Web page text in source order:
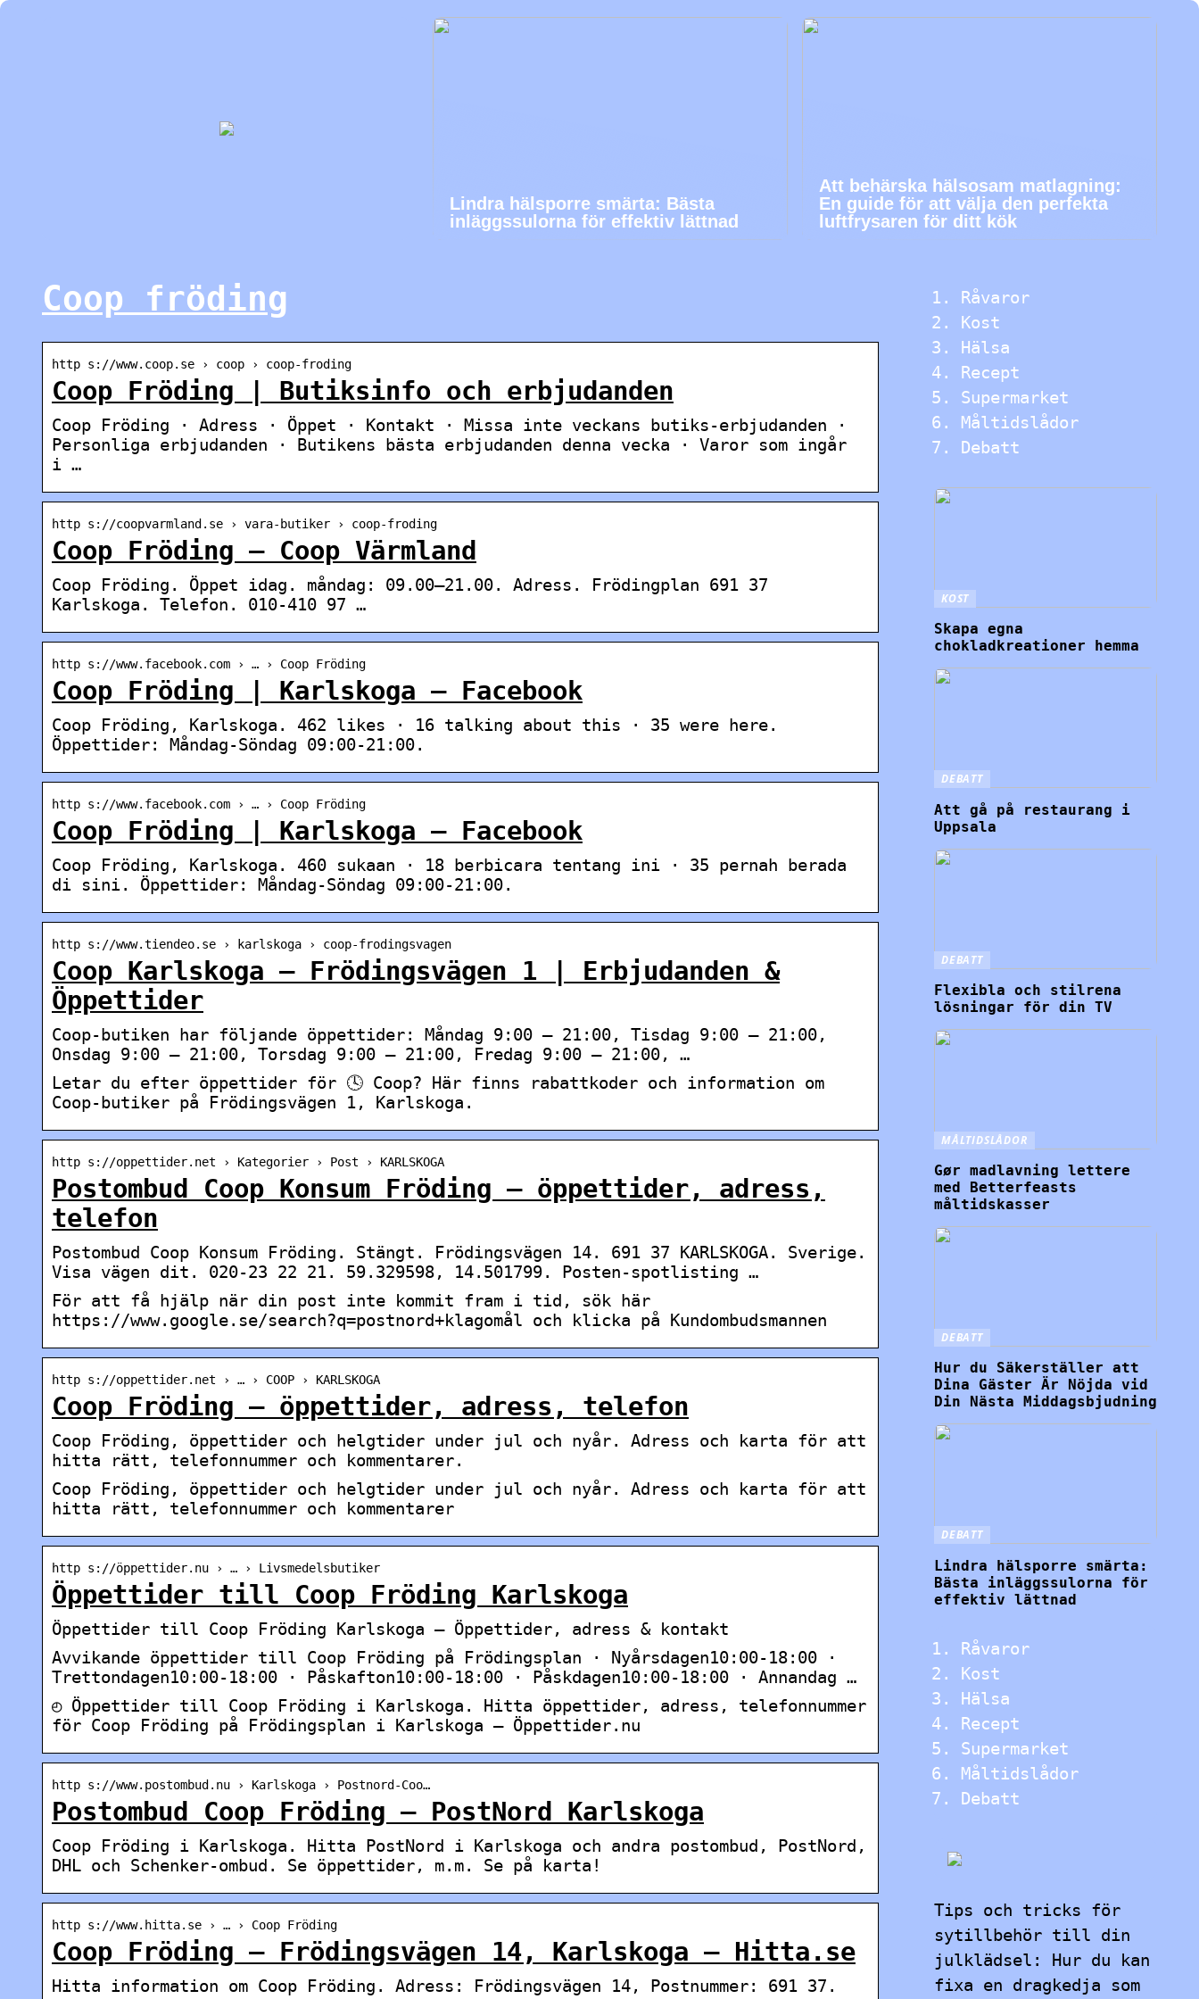
Lindra hälsporre smärta: Bästa
inläggssulorna för effektiv lättnad
Att behärska hälsosam matlagning:
En guide för att välja den perfekta
luftfrysaren för ditt kök
Coop fröding
http s://www.coop.se › coop › coop-froding
Coop Fröding | Butiksinfo och erbjudanden
Coop Fröding · Adress · Öppet · Kontakt · Missa inte veckans butiks-erbjudanden ·
Personliga erbjudanden · Butikens bästa erbjudanden denna vecka · Varor som ingår
i …
http s://coopvarmland.se › vara-butiker › coop-froding
Coop Fröding – Coop Värmland
Coop Fröding. Öppet idag. måndag: 09.00—21.00. Adress. Frödingplan 691 37
Karlskoga. Telefon. 010-410 97 …
http s://www.facebook.com › … › Coop Fröding
Coop Fröding | Karlskoga – Facebook
Coop Fröding, Karlskoga. 462 likes · 16 talking about this · 35 were here.
Öppettider: Måndag-Söndag 09:00-21:00.
http s://www.facebook.com › … › Coop Fröding
Coop Fröding | Karlskoga – Facebook
Coop Fröding, Karlskoga. 460 sukaan · 18 berbicara tentang ini · 35 pernah berada
di sini. Öppettider: Måndag-Söndag 09:00-21:00.
http s://www.tiendeo.se › karlskoga › coop-frodingsvagen
Coop Karlskoga – Frödingsvägen 1 | Erbjudanden &
Öppettider
Coop-butiken har följande öppettider: Måndag 9:00 – 21:00, Tisdag 9:00 – 21:00,
Onsdag 9:00 – 21:00, Torsdag 9:00 – 21:00, Fredag 9:00 – 21:00, …
Letar du efter öppettider för 🕓 Coop? Här finns rabattkoder och information om
Coop-butiker på Frödingsvägen 1, Karlskoga.
http s://oppettider.net › Kategorier › Post › KARLSKOGA
Postombud Coop Konsum Fröding – öppettider, adress,
telefon
Postombud Coop Konsum Fröding. Stängt. Frödingsvägen 14. 691 37 KARLSKOGA. Sverige.
Visa vägen dit. 020-23 22 21. 59.329598, 14.501799. Posten-spotlisting …
För att få hjälp när din post inte kommit fram i tid, sök här
https://www.google.se/search?q=postnord+klagomål och klicka på Kundombudsmannen
http s://oppettider.net › … › COOP › KARLSKOGA
Coop Fröding – öppettider, adress, telefon
Coop Fröding, öppettider och helgtider under jul och nyår. Adress och karta för att
hitta rätt, telefonnummer och kommentarer.
Coop Fröding, öppettider och helgtider under jul och nyår. Adress och karta för att
hitta rätt, telefonnummer och kommentarer
http s://öppettider.nu › … › Livsmedelsbutiker
Öppettider till Coop Fröding Karlskoga
Öppettider till Coop Fröding Karlskoga – Öppettider, adress & kontakt
Avvikande öppettider till Coop Fröding på Frödingsplan · Nyårsdagen10:00-18:00 ·
Trettondagen10:00-18:00 · Påskafton10:00-18:00 · Påskdagen10:00-18:00 · Annandag …
◴ Öppettider till Coop Fröding i Karlskoga. Hitta öppettider, adress, telefonnummer
för Coop Fröding på Frödingsplan i Karlskoga – Öppettider.nu
http s://www.postombud.nu › Karlskoga › Postnord-Coo…
Postombud Coop Fröding – PostNord Karlskoga
Coop Fröding i Karlskoga. Hitta PostNord i Karlskoga och andra postombud, PostNord,
DHL och Schenker-ombud. Se öppettider, m.m. Se på karta!
http s://www.hitta.se › … › Coop Fröding
Coop Fröding – Frödingsvägen 14, Karlskoga – Hitta.se
Hitta information om Coop Fröding. Adress: Frödingsvägen 14, Postnummer: 691 37.
Råvaror
Kost
Hälsa
Recept
Supermarket
Måltidslådor
Debatt
KOST
Skapa egna
chokladkreationer hemma
DEBATT
Att gå på restaurang i
Uppsala
DEBATT
Flexibla och stilrena
lösningar för din TV
MÅLTIDSLÅDOR
Gør madlavning lettere
med Betterfeasts
måltidskasser
DEBATT
Hur du Säkerställer att
Dina Gäster Är Nöjda vid
Din Nästa Middagsbjudning
DEBATT
Lindra hälsporre smärta:
Bästa inläggssulorna för
effektiv lättnad
Råvaror
Kost
Hälsa
Recept
Supermarket
Måltidslådor
Debatt
Tips och tricks för
sytillbehör till din
julklädsel: Hur du kan
fixa en dragkedja som